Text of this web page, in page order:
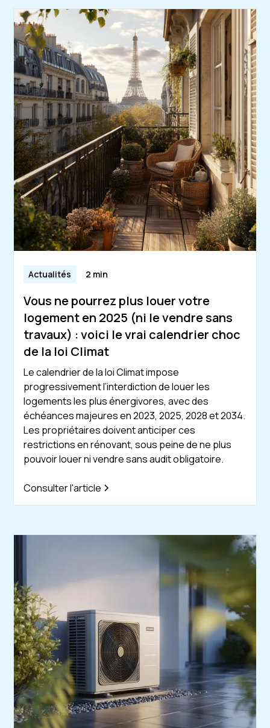
Actualités 2 min
Vous ne pourrez plus louer votre
logement en 2025 (ni le vendre sans
travaux) : voici le vrai calendrier choc
de la loi Climat
Le calendrier de la loi Climat impose
progressivement l’interdiction de louer les
logements les plus énergivores, avec des
échéances majeures en 2023, 2025, 2028 et 2034.
Les propriétaires doivent anticiper ces
restrictions en rénovant, sous peine de ne plus
pouvoir louer ni vendre sans audit obligatoire.
Consulter l'article